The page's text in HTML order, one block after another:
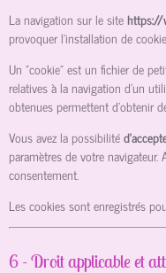
La navigation sur le sitehttps://
provoquer l’installation de
Un "cookie" est un fichier de
relatives à la navigation d’un
obtenues permettent d'obtenir
Vous avez la possibilité
paramètres de votre
consentement.
Les cookies sont enregistrés
6 - Droit applicable et